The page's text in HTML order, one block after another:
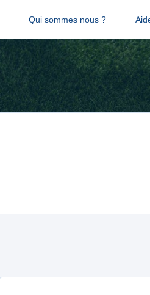
Qui sommes nous ?